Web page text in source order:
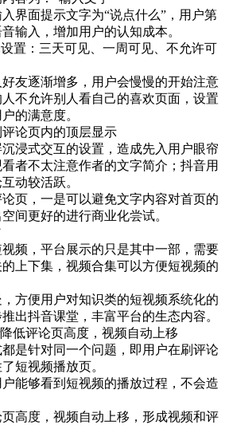
界面提示文字为“说点什么”，用户第
输入，增加用户的认知成本。
置：三天可见、一周可见、不允许可
友逐渐增多，用户会慢慢的开始注意
不允许别人看自己的喜欢页面，设置
的满意度。
论页内的顶层显示
浸式交互的设置，造成先入用户眼帘
者不太注意作者的文字简介；抖音用
动较活跃。
页，一是可以避免文字内容对首页的
间更好的进行商业化尝试。
频，平台展示的只是其中一部，需要
上下集，视频合集可以方便短视频的
方便用户对知识类的短视频系统化的
出抖音课堂，丰富平台的生态内容。
低评论页高度，视频自动上移
是针对同一个问题，即用户在刷评论
短视频播放页。
能够看到短视频的播放过程，不会造
高度，视频自动上移，形成视频和评